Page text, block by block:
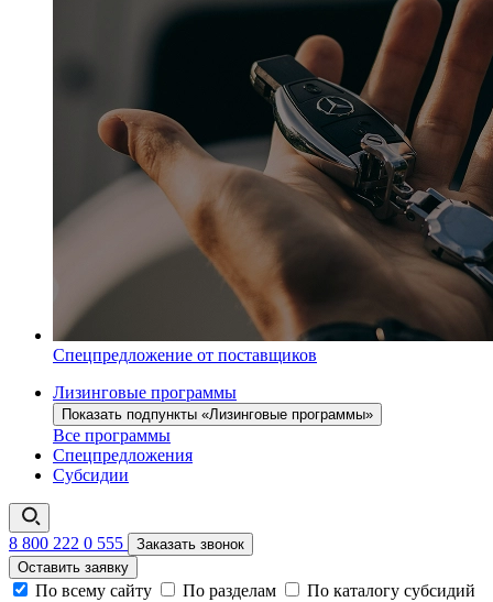
Спецпредложение от поставщиков
Лизинговые программы
Показать подпункты «Лизинговые программы»
Все программы
Спецпредложения
Субсидии
8 800 222 0 555
Заказать звонок
Оставить заявку
По всему сайту По разделам
По каталогу субсидий